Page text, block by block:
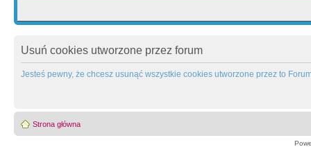
Usuń cookies utworzone przez forum
Jesteś pewny, że chcesz usunąć wszystkie cookies utworzone przez to
Strona główna